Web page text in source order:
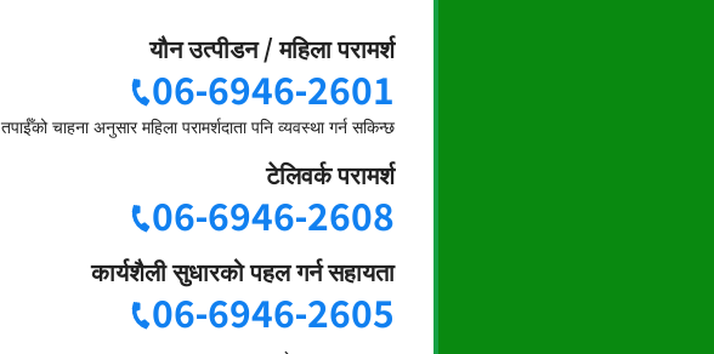
यौन उत्पीडन / महिला परामर्श
06-6946-2601
तपाईँको चाहना अनुसार महिला परामर्शदाता पनि व्यवस्था गर्न सकिन्छ
टेलिवर्क परामर्श
06-6946-2608
कार्यशैली सुधारको पहल गर्न सहायता
06-6946-2605